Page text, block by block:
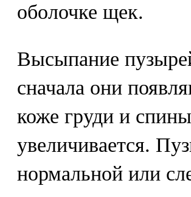
оболочке щек.
Высыпание
сначала они
коже груди и
увеличивается.
нормальной или